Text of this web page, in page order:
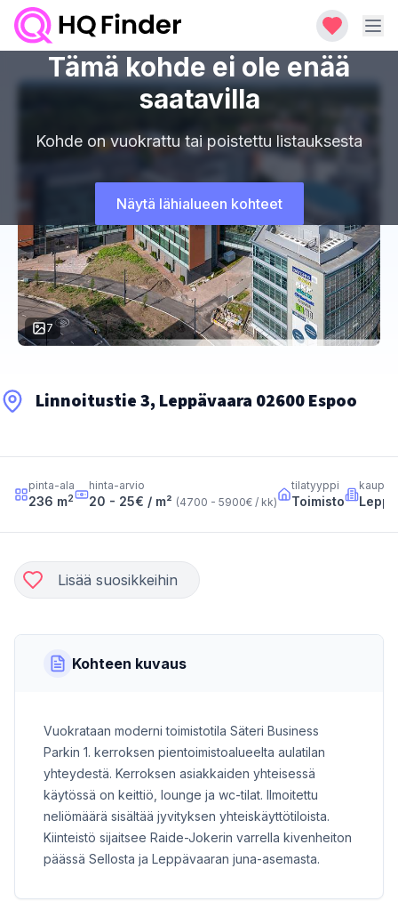
Tämä kohde ei ole enää
saatavilla
Kohde on vuokrattu tai poistettu listauksesta
Näytä lähialueen kohteet
7
Linnoitustie 3, Leppävaara 02600 Espoo
pinta-ala
236 m2
hinta-arvio
20 - 25€ / m² (4700 - 5900€ / kk)
tilatyyppi
Toimisto
Lisää suosikkeihin
Kohteen kuvaus
Vuokrataan moderni toimistotila Säteri Business
Parkin 1. kerroksen pientoimistoalueelta aulatilan
yhteydestä. Kerroksen asiakkaiden yhteisessä
käytössä on keittiö, lounge ja wc-tilat. Ilmoitettu
neliömäärä sisältää jyvityksen yhteiskäyttötiloista.
Kiinteistö sijaitsee Raide-Jokerin varrella kivenheiton
päässä Sellosta ja Leppävaaran juna-asemasta.